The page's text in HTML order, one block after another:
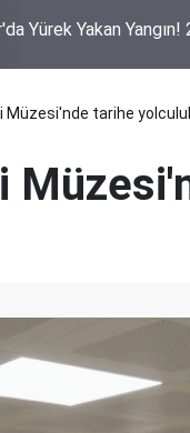
Yürek Yakan
Müzesi'nde tarihe